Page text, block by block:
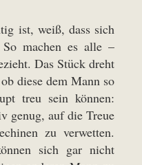
ist, weiß, dass sich
machen es alle –
Das Stück dreht
diese dem Mann so
treu sein können:
genug, auf die Treue
zu verwetten.
sich gar nicht